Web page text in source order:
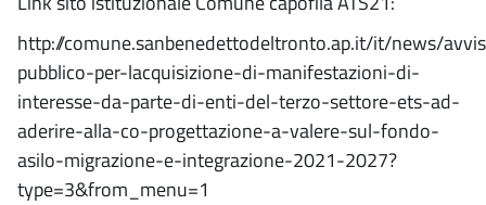
http://comune.sanbenedettodeltronto.ap.it/it/news/
pubblico-per-lacquisizione-di-manifestazioni-di-
interesse-da-parte-di-enti-del-terzo-settore-ets-ad-
aderire-alla-co-progettazione-a-valere-sul-fondo-
asilo-migrazione-e-integrazione-2021-2027?
type=3&from_menu=1